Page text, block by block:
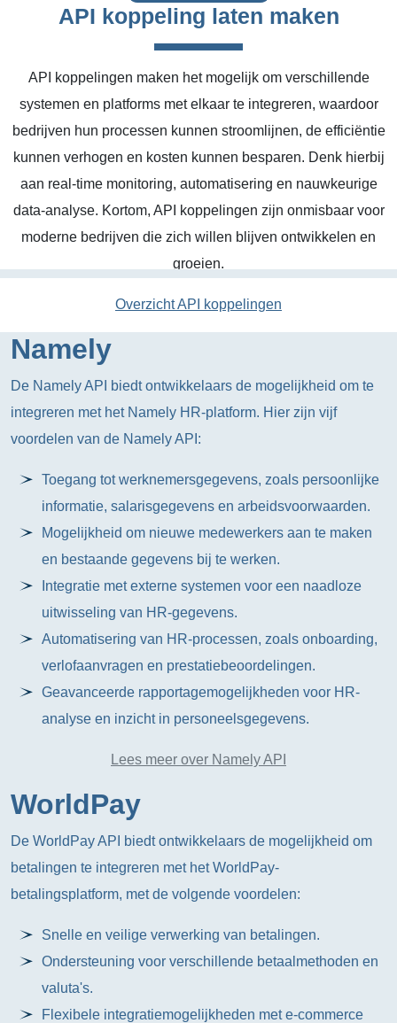
API koppeling laten maken
API koppelingen maken het mogelijk om verschillende
systemen en platforms met elkaar te integreren, waardoor
bedrijven hun processen kunnen stroomlijnen, de efficiëntie
kunnen verhogen en kosten kunnen besparen. Denk hierbij
aan real-time monitoring, automatisering en nauwkeurige
data-analyse. Kortom, API koppelingen zijn onmisbaar voor
moderne bedrijven die zich willen blijven ontwikkelen en
groeien.
Overzicht API koppelingen
Namely
De Namely API biedt ontwikkelaars de mogelijkheid om te
integreren met het Namely HR-platform. Hier zijn vijf
voordelen van de Namely API:
Toegang tot werknemersgegevens, zoals persoonlijke
informatie, salarisgegevens en arbeidsvoorwaarden.
Mogelijkheid om nieuwe medewerkers aan te maken
en bestaande gegevens bij te werken.
Integratie met externe systemen voor een naadloze
uitwisseling van HR-gegevens.
Automatisering van HR-processen, zoals onboarding,
verlofaanvragen en prestatiebeoordelingen.
Geavanceerde rapportagemogelijkheden voor HR-
analyse en inzicht in personeelsgegevens.
Lees meer over Namely API
WorldPay
De WorldPay API biedt ontwikkelaars de mogelijkheid om
betalingen te integreren met het WorldPay-
betalingsplatform, met de volgende voordelen:
Snelle en veilige verwerking van betalingen.
Ondersteuning voor verschillende betaalmethoden en
valuta's.
Flexibele integratiemogelijkheden met e-commerce